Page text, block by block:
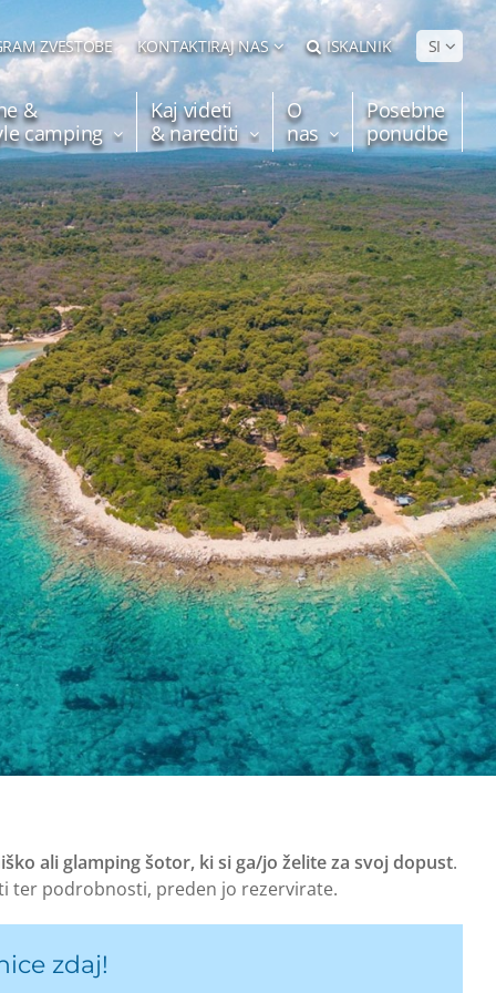
ZVESTOBE KONTAKTIRAJ NAS ISKALNIK SI
&
camping
Kaj videti
& narediti
O
nas
Posebne
ponudbe
ali glamping šotor, ki si ga/jo želite za svoj dopust.
ter podrobnosti, preden jo rezervirate.
zdaj!